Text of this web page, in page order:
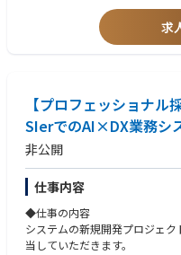
ー、スタートアップ的な組織
ことなく、新しい⾦融の模索
■ビジネスの変化の速さに対
おり、その開発を支えるエン
アリングマネージャーを募集し
・Android
・iOS
・Frontend
・Backend
にてそれぞれ募集しております。
■古い手法や固定観念にとらわ
ていける人、チーム全体の生産
■ 国際化したチームのマネジ
求
【プロフェッショナ
SIerでのAI×DX業務シ
非公開
仕事内容
◆仕事の内容
システムの新規開発プロジェ
当していただきます。